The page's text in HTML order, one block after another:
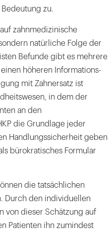
zu.
zahnmedizinische
natürliche Folge der
Befunde gibt es mehrere
höheren Informations-
mit Zahnersatz ist
in dem der
an den
die Grundlage jeder
Handlungssicherheit geben
bürokratisches Formular
die tatsächlichen
Durch den individuellen
von dieser Schätzung auf
Patienten ihn zumindest